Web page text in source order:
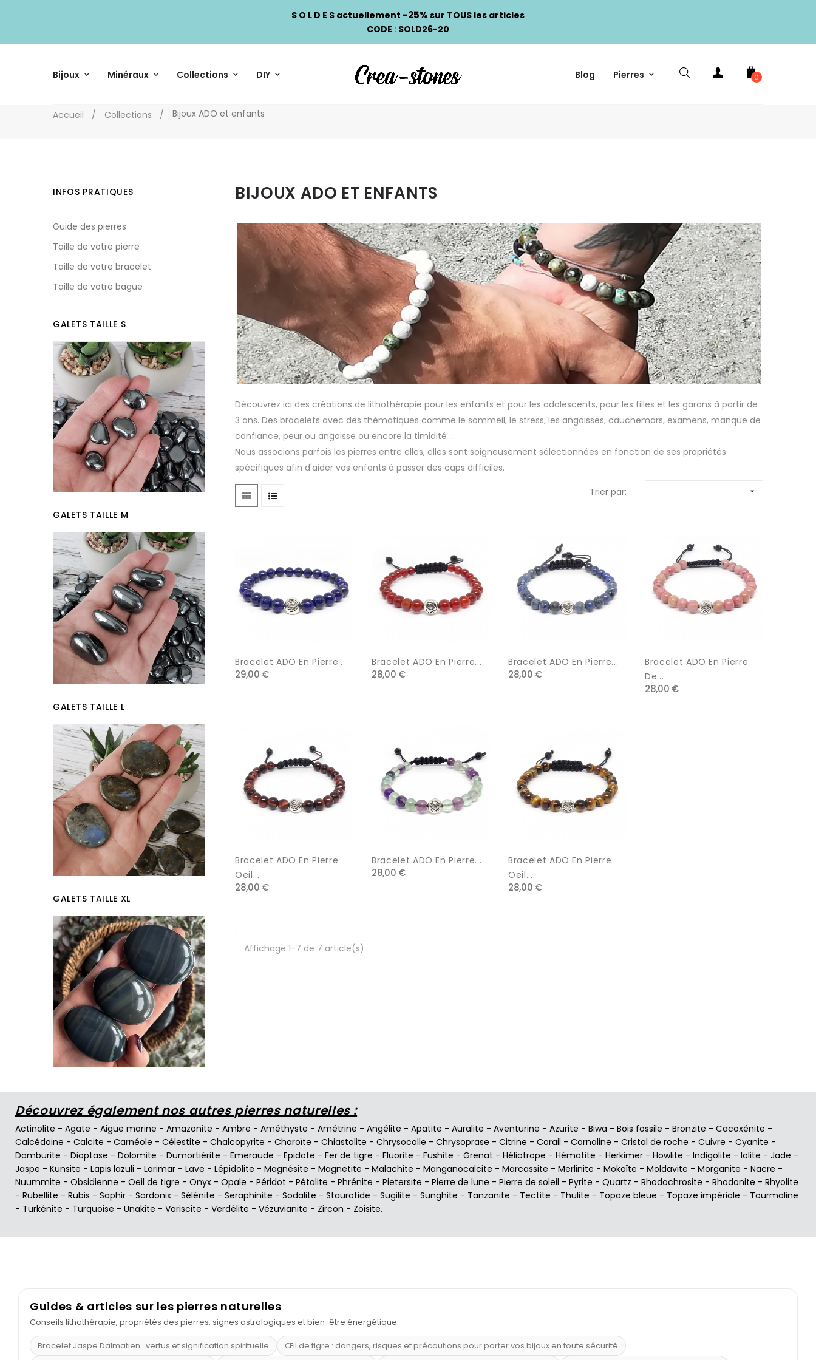
S O L D E S actuellement -25% sur TOUS les articles
CODE : SOLD26-20
Bijoux Minéraux Collections DIY Blog Pierres 0
Accueil Collections Bijoux ADO et enfants
INFOS PRATIQUES
Guide des pierres
Taille de votre pierre
Taille de votre bracelet
Taille de votre bague
GALETS TAILLE S
GALETS TAILLE M
GALETS TAILLE L
GALETS TAILLE XL
BIJOUX ADO ET ENFANTS
Découvrez ici des créations de lithothérapie pour les enfants et pour les adolescents, pour les filles et les garons à partir de
3 ans. Des bracelets avec des thématiques comme le sommeil, le stress, les angoisses, cauchemars, examens, manque de
confiance, peur ou angoisse ou encore la timidité ...
Nous associons parfois les pierres entre elles, elles sont soigneusement sélectionnées en fonction de ses propriétés
spécifiques afin d'aider vos enfants à passer des caps difficiles.
Trier par:

Bracelet ADO En Pierre...
29,00 €
Bracelet ADO En Pierre...
28,00 €
Bracelet ADO En Pierre...
28,00 €
Bracelet ADO En Pierre
De...
28,00 €
Bracelet ADO En Pierre
Oeil...
28,00 €
Bracelet ADO En Pierre...
28,00 €
Bracelet ADO En Pierre
Oeil...
28,00 €
Affichage 1-7 de 7 article(s)
Découvrez également nos autres pierres naturelles :
Actinolite - Agate - Aigue marine - Amazonite - Ambre - Améthyste - Amétrine - Angélite - Apatite - Auralite - Aventurine - Azurite - Biwa - Bois fossile - Bronzite - Cacoxénite -
Calcédoine - Calcite - Carnéole - Célestite - Chalcopyrite - Charoïte - Chiastolite - Chrysocolle - Chrysoprase - Citrine - Corail - Cornaline - Cristal de roche - Cuivre - Cyanite -
Damburite - Dioptase - Dolomite - Dumortiérite - Emeraude - Epidote - Fer de tigre - Fluorite - Fushite - Grenat - Héliotrope - Hématite - Herkimer - Howlite - Indigolite - Iolite - Jade -
Jaspe - Kunsite - Lapis lazuli - Larimar - Lave - Lépidolite - Magnésite - Magnetite - Malachite - Manganocalcite - Marcassite - Merlinite - Mokaïte - Moldavite - Morganite - Nacre -
Nuummite - Obsidienne - Oeil de tigre - Onyx - Opale - Péridot - Pétalite - Phrénite - Pietersite - Pierre de lune - Pierre de soleil - Pyrite - Quartz - Rhodochrosite - Rhodonite - Rhyolite
- Rubellite - Rubis - Saphir - Sardonix - Sélénite - Seraphinite - Sodalite - Staurotide - Sugilite - Sunghite - Tanzanite - Tectite - Thulite - Topaze bleue - Topaze impériale - Tourmaline
- Turkénite - Turquoise - Unakite - Variscite - Verdélite - Vézuvianite - Zircon - Zoisite.
Guides & articles sur les pierres naturelles
Conseils lithothérapie, propriétés des pierres, signes astrologiques et bien-être énergétique.
Bracelet Jaspe Dalmatien : vertus et signification spirituelle
Œil de tigre : dangers, risques et précautions pour porter vos bijoux en toute sécurité